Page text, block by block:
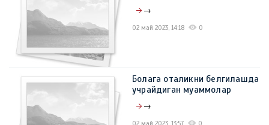
→
02 май 2023, 14:18 0
Болага оталикни белгилашда
учрайдиган муаммолар
→
02 май 2023, 13:57 0